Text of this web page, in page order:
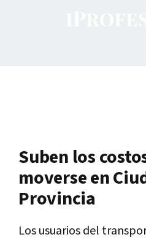
Suben los
moverse en
Provincia
Los usuarios del